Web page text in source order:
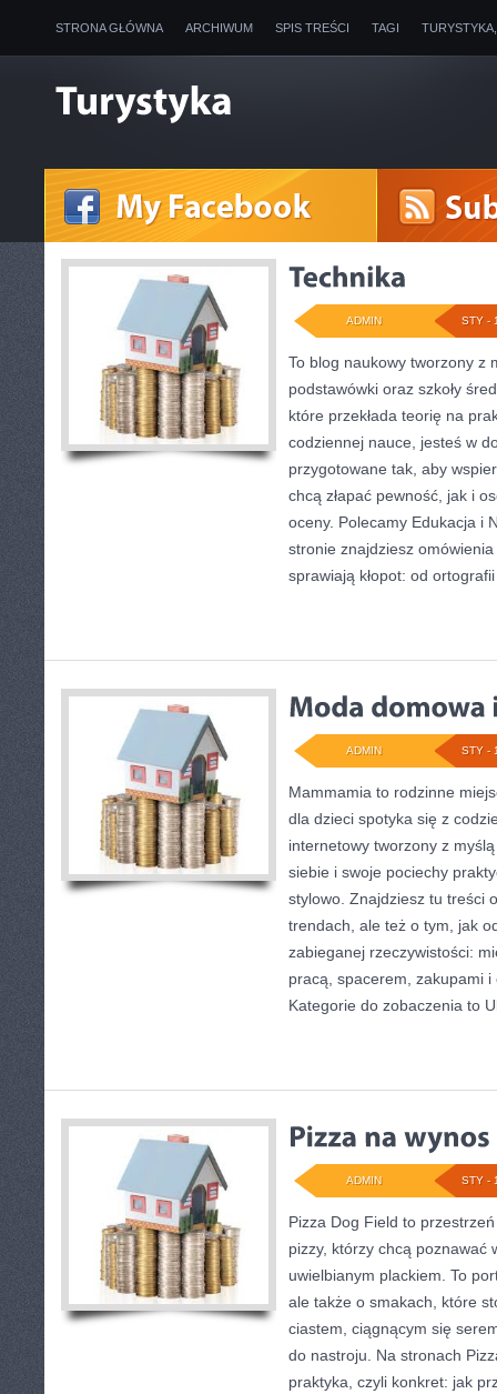
STRONA GŁÓWNA ARCHIWUM SPIS TREŚCI TAGI
STY -
ADMIN
To blog naukowy tworzony z
podstawówki oraz szkoły
które przekłada teorię na
codziennej nauce, jesteś w
przygotowane tak, aby
chcą złapać pewność, jak i
oceny. Polecamy Edukacja i
stronie znajdziesz
sprawiają kłopot: od
STY -
ADMIN
Mammamia to rodzinne
dla dzieci spotyka się z
internetowy tworzony z
siebie i swoje pociechy
stylowo. Znajdziesz tu treści
trendach, ale też o tym, jak
zabieganej rzeczywistości:
pracą, spacerem, zakupami
Kategorie do zobaczenia to
STY -
ADMIN
Pizza Dog Field to
pizzy, którzy chcą poznawać
uwielbianym plackiem. To
ale także o smakach, które
ciastem, ciągnącym się
do nastroju. Na stronach
praktyka, czyli konkret: jak